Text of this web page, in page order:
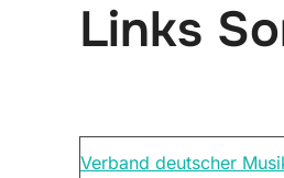
Links
Verband deutscher